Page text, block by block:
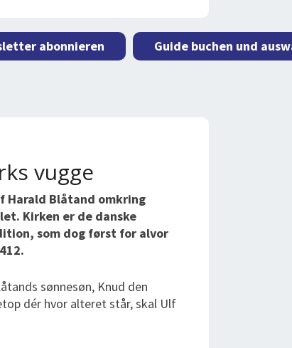
abonnieren Guide buchen und
vugge
Harald Blåtand omkring
Kirken er de danske
som dog først for alvor
sønnesøn, Knud den
dér hvor alteret står, skal Ulf